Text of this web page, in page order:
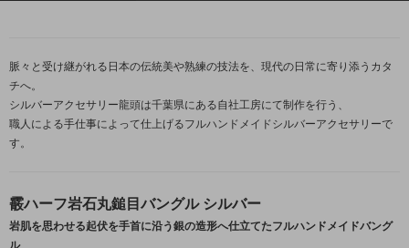
脈々と受け継がれる日本の伝統美や熟練の技法を、現代の日常に寄り添うカタ
チへ。
シルバーアクセサリー龍頭は千葉県にある自社工房にて制作を行う、
職人による手仕事によって仕上げるフルハンドメイドシルバーアクセサリーで
す。
霰ハーフ岩石丸鎚目バングル シルバー
岩肌を思わせる起伏を手首に沿う銀の造形へ仕立てたフルハンドメイドバング
ル